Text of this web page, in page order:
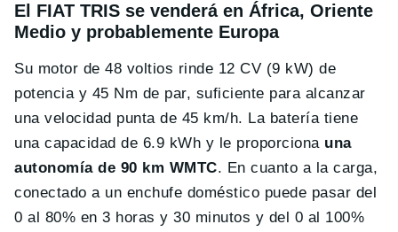
El FIAT TRIS se venderá en África, Oriente
Medio y probablemente Europa
Su motor de 48 voltios rinde 12 CV (9 kW) de
potencia y 45 Nm de par, suficiente para alcanzar
una velocidad punta de 45 km/h. La batería tiene
una capacidad de 6.9 kWh y le proporciona una
autonomía de 90 km WMTC. En cuanto a la carga,
conectado a un enchufe doméstico puede pasar del
0 al 80% en 3 horas y 30 minutos y del 0 al 100%